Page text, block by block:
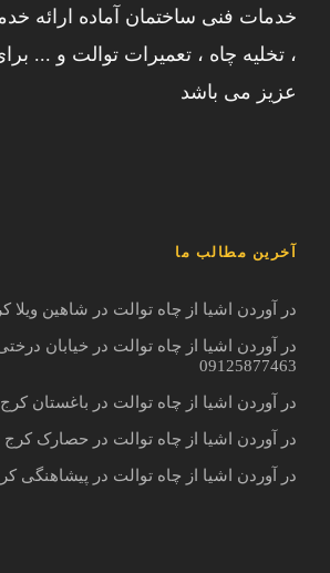
خدمات فنی ساختمان آماده ارائه
، تخلیه چاه ، تعمیرات توالت و ...
عزیز می باشد
آخرین مطالب ما
در آوردن اشیا از چاه توالت در شاهین ویلا کرج
در آوردن اشیا از چاه توالت در خیابان
09125877463
در آوردن اشیا از چاه توالت در باغستان کرج 09125877463
در آوردن اشیا از چاه توالت در حصارک کرج 09125877463
در آوردن اشیا از چاه توالت در پیشاهنگی کرج